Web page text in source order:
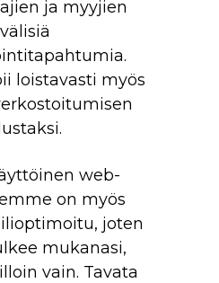
ja myyjien
välisiä
loistavasti myös
web-
on myös
joten
mukanasi,
vain. Tavata